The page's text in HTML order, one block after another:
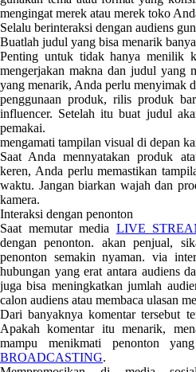
mengingat merek atau merek toko
Selalu berinteraksi dengan audiens
Buatlah judul yang bisa menarik
Penting untuk tidak hanya menilik
mengerjakan makna dan judul yang
yang menarik, Anda perlu menyimak
penggunaan produk, rilis produk
influencer. Setelah itu buat judul
pemakai.
mengamati tampilan visual di depan
Saat Anda mennyatakan produk
keren, Anda perlu memastikan
waktu. Jangan biarkan wajah dan
kamera.
Interaksi dengan penonton
Saat memutar media LIVE
dengan penonton. akan penjual,
penonton semakin nyaman. via
hubungan yang erat antara audiens
juga bisa meningkatkan jumlah
calon audiens atau membaca ulasan
Dari banyaknya komentar tersebut
Apakah komentar itu menarik,
mampu menikmati penonton
BROADCASTING.